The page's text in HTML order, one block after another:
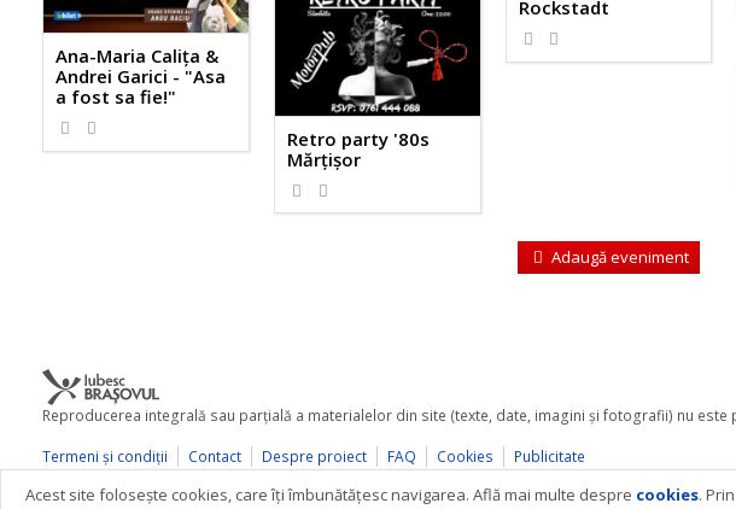
Rockstadt
Ana-Maria Calița &
Andrei Garici - "Asa
a fost sa fie!"
Retro party '80s
Mărțișor
Adaugă eveniment
Reproducerea integrală sau parţială a materialelor din site (texte, date, imagini şi fotografii) nu
Termeni şi condiţii
Contact Despre proiect FAQ Cookies
Publicitate
© 2026 iubescbrasovul.ro
Acest site foloseşte cookies, care îţi îmbunătăţesc navigarea. Află mai multe despre cookies.